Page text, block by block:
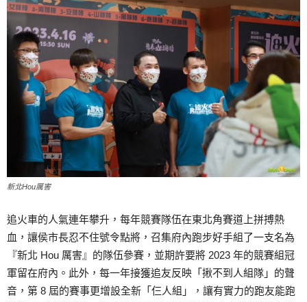
新北Hou厲害
追火車的人氣連年攀升，每年競賽隊伍在東北角賽道上拼搏熱
血，讓侯市長忍不住號令點將，召集府內跑步好手組了一支名為
『新北 Hou 厲害』的隊伍參賽，並期許要將 2023 年的競賽組冠
軍留在府內。此外，每一年接獲追友反映「揪不到人組隊」的聲
音，第 8 屆的賽事更增設全新「仨人組」，讓有實力的跑友能跑